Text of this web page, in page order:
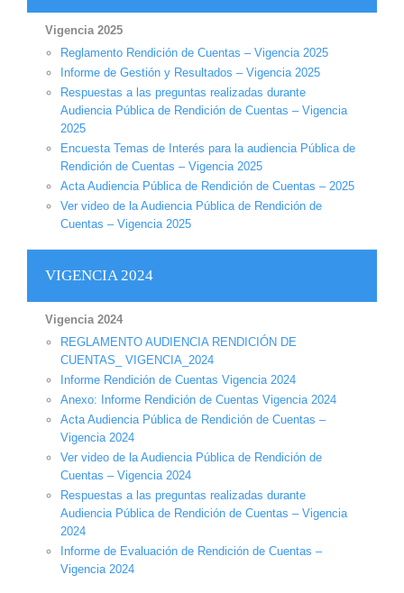
Vigencia 2025
Reglamento Rendición de Cuentas – Vigencia 2025
Informe de Gestión y Resultados – Vigencia 2025
Respuestas a las preguntas realizadas durante
Audiencia Pública de Rendición de Cuentas – Vigencia
2025
Encuesta Temas de Interés para la audiencia Pública de
Rendición de Cuentas – Vigencia 2025
Acta Audiencia Pública de Rendición de Cuentas – 2025
Ver video de la Audiencia Pública de Rendición de
Cuentas – Vigencia 2025
VIGENCIA 2024
Vigencia 2024
REGLAMENTO AUDIENCIA RENDICIÓN DE
CUENTAS_ VIGENCIA_2024
Informe Rendición de Cuentas Vigencia 2024
Anexo: Informe Rendición de Cuentas Vigencia 2024
Acta Audiencia Pública de Rendición de Cuentas –
Vigencia 2024
Ver video de la Audiencia Pública de Rendición de
Cuentas – Vigencia 2024
Respuestas a las preguntas realizadas durante
Audiencia Pública de Rendición de Cuentas – Vigencia
2024
Informe de Evaluación de Rendición de Cuentas –
Vigencia 2024